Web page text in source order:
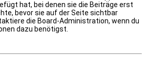
hat, bei denen sie die Beiträge erst
bevor sie auf der Seite sichtbar
die Board-Administration, wenn du
dazu benötigst.